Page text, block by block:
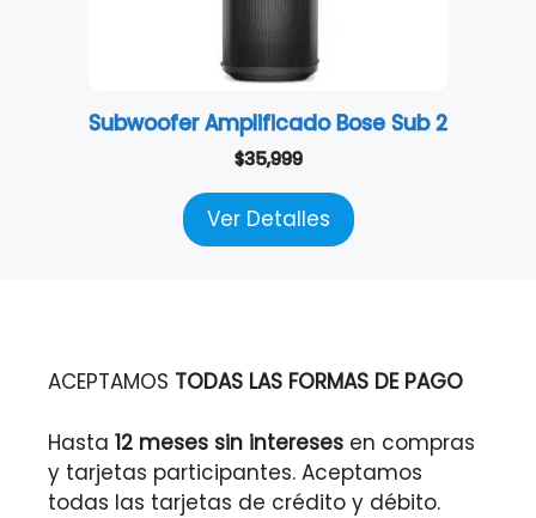
Subwoofer Amplificado Bose Sub 2
$35,999
Ver Detalles
ACEPTAMOS TODAS LAS FORMAS DE PAGO
Hasta 12 meses sin intereses en compras
y tarjetas participantes. Aceptamos
todas las tarjetas de crédito y débito.